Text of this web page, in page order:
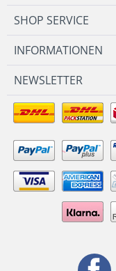
SHOP SERVICE
INFORMATIONEN
NEWSLETTER